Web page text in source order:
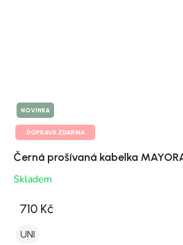
NOVINKA
DOPRAVA ZDARMA
Černá prošívaná kabelka
Skladem
710 Kč
UNI